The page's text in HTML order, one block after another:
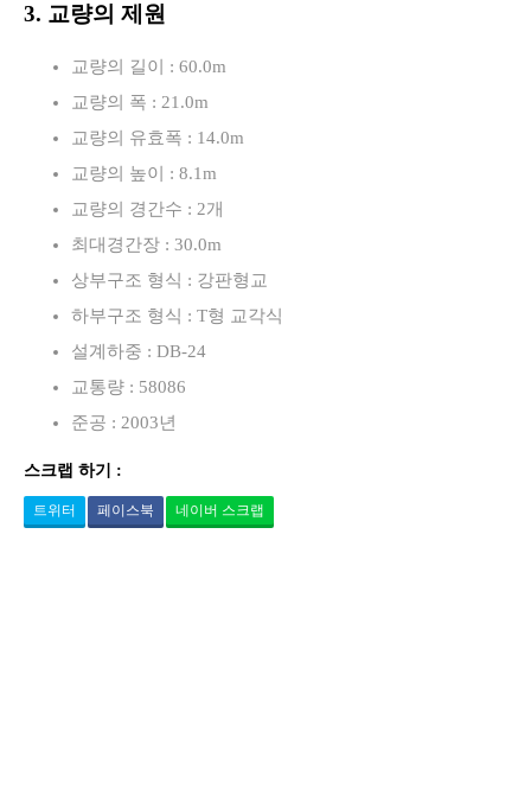
3. 교량의 제원
교량의 길이 : 60.0m
교량의 폭 : 21.0m
교량의 유효폭 : 14.0m
교량의 높이 : 8.1m
교량의 경간수 : 2개
최대경간장 : 30.0m
상부구조 형식 : 강판형교
하부구조 형식 : T형 교각식
설계하중 : DB-24
교통량 : 58086
준공 : 2003년
스크랩 하기 :
트위터 페이스북 네이버 스크랩